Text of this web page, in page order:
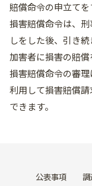
賠償命令の申立てを
損害賠償命令は、
しをした後、引き
加害者に損害の賠償
損害賠償命令の審
利用して損害賠償
できます。
公表事項